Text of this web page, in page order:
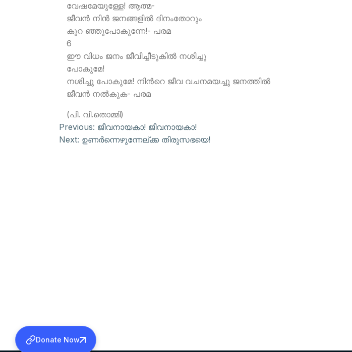
വേഷമേയുള്ളേ! ആത്മ-
ജീവന്‍ നിന്‍ ജനങ്ങളില്‍ ദിനംതോറും
കുറ ഞ്ഞുപോകുന്നേ!- പരമ
6
ഈ വിധം ജനം ജീവിച്ചീടുകില്‍ നശിച്ചു
പോകുമേ!
നശിച്ചു പോകുമേ! നിന്‍റെ ജീവ വചനമയച്ചു ജനത്തില്‍
ജീവന്‍ നല്‍കുക- പരമ
(പി. വി.തൊമ്മി)
Previous: ജീവനായകാ! ജീവനായകാ!
Next: ഉണര്‍ന്നെഴുന്നേല്ക്ക തിരുസഭയെ!
Donate Now